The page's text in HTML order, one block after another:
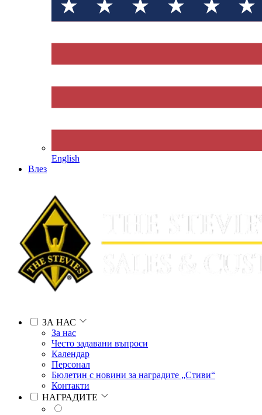
English
Влез
ЗА НАС
За нас
Често задавани въпроси
Календар
Персонал
Бюлетин с новини за наградите „Стиви“
Контакти
НАГРАДИТЕ